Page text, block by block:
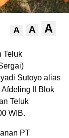
A A A
Teluk
Sutoyo alias
Afdeling ll Blok
Teluk
WIB.
PT